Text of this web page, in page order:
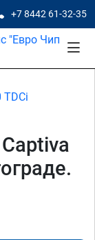
+7 8442 61-32-35
TDCi